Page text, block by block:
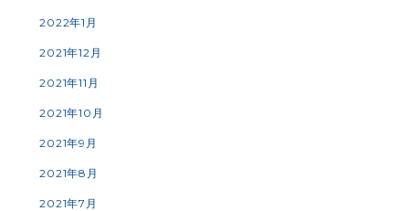
2022年1月
2021年12月
2021年11月
2021年10月
2021年9月
2021年8月
2021年7月